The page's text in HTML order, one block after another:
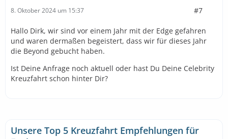
8. Oktober 2024 um 15:37 #7
Hallo Dirk, wir sind vor einem Jahr mit der Edge gefahren
und waren dermaßen begeistert, dass wir für dieses Jahr
die Beyond gebucht haben.
Ist Deine Anfrage noch aktuell oder hast Du Deine Celebrity
Kreuzfahrt schon hinter Dir?
Unsere Top 5 Kreuzfahrt Empfehlungen für